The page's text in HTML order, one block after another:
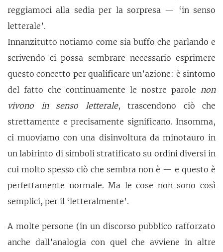
reggiamoci alla sedia per la sorpresa — ‘in senso
letterale’.
Innanzitutto notiamo come sia buffo che parlando e
scrivendo ci possa sembrare necessario esprimere
questo concetto per qualificare un’azione: è sintomo
del fatto che continuamente le nostre parole non
vivono in senso letterale, trascendono ciò che
strettamente e precisamente significano. Insomma,
ci muoviamo con una disinvoltura da minotauro in
un labirinto di simboli stratificato su ordini diversi in
cui molto spesso ciò che sembra non è — e questo è
perfettamente normale. Ma le cose non sono così
semplici, per il ‘letteralmente’.
A molte persone (in un discorso pubblico rafforzato
anche dall’analogia con quel che avviene in altre